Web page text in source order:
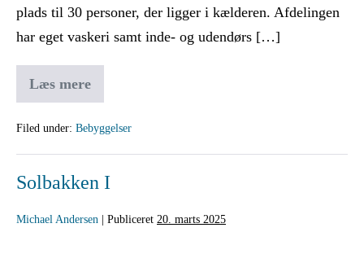
plads til 30 personer, der ligger i kælderen. Afdelingen
har eget vaskeri samt inde- og udendørs […]
Læs mere
Filed under: Bebyggelser
Solbakken I
Michael Andersen Publiceret 20. marts 2025